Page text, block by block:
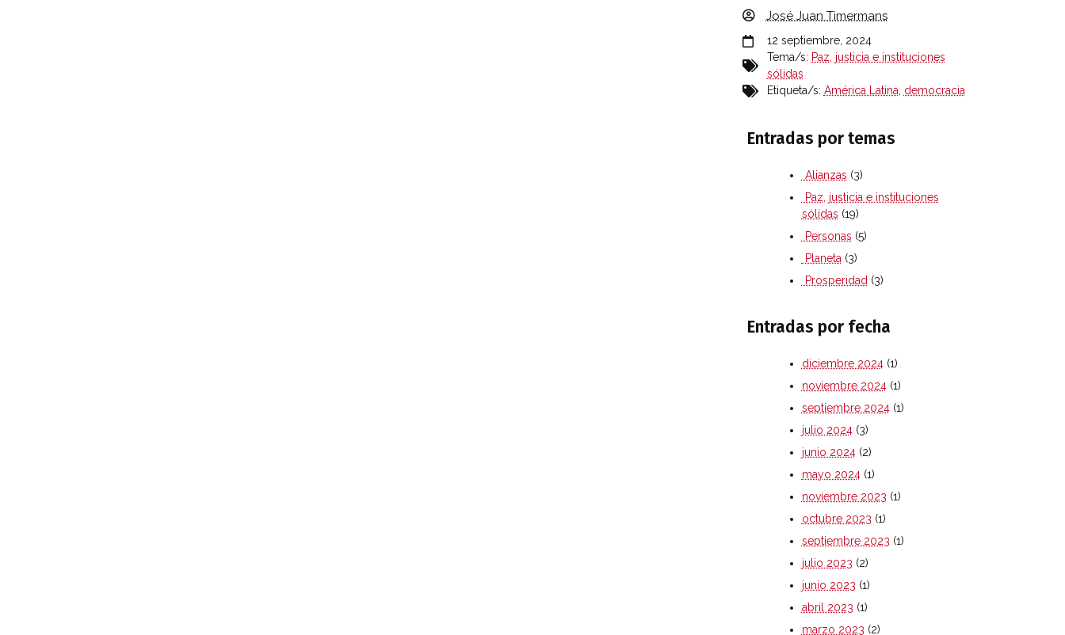
José Juan Timermans
12 septiembre, 2024
Tema/s: Paz, justicia e instituciones
sólidas
Etiqueta/s: América Latina democracia
Entradas por temas
Alianzas (3)
Paz, justicia e instituciones
sólidas (19)
Personas (5)
Planeta (3)
Prosperidad (3)
Entradas por fecha
diciembre 2024(1)
noviembre 2024(1)
septiembre 2024(1)
julio 2024(3)
junio 2024(2)
mayo 2024(1)
noviembre 2023 (1)
octubre 2023 (1)
septiembre 2023 (1)
julio 2023 (2)
junio 2023 (1)
abril 2023 (1)
marzo 2023 (2)